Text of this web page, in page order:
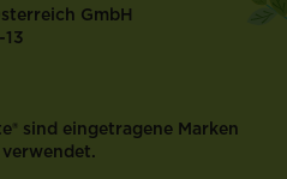
GmbH
sind eingetragene Marken